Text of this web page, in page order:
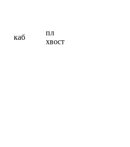
каб
пл
хвост